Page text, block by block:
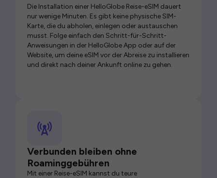
Die Installation einer HelloGlobe Reise-eSIM dauert
nur wenige Minuten. Es gibt keine physische SIM-
Karte, die du abholen, einlegen oder austauschen
musst. Folge einfach den Schritt-für-Schritt-
Anweisungen in der HelloGlobe App oder auf der
Website, um deine eSIM vor der Abreise zu installieren
und direkt nach deiner Ankunft online zu gehen.
Verbunden bleiben ohne
Roaminggebühren
Mit einer Reise-eSIM kannst du teure